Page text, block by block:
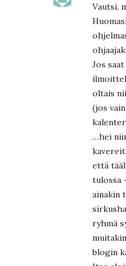
Vautsi,
Jos
oltais
(jos
…hei
että
tulossa
ainakin
ryhmä
blogin